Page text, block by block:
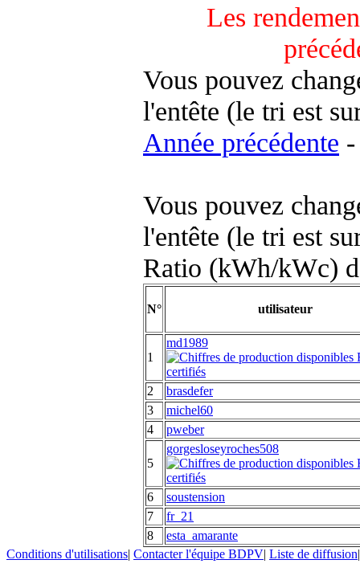
Les
Vous pouvez
l'entête (le tri est
Année précédente
Vous pouvez
l'entête (le tri est
Ratio (kWh/kWc)
N° utilisateur
1
md1989
2
brasdefer
3
michel60
4
pweber
5
gorgesloseyroches508
6
soustension
7
fr_21
8
esta_amarante
Conditions d'utilisations| Contacter l'équipe BDPV| Liste de diffusion